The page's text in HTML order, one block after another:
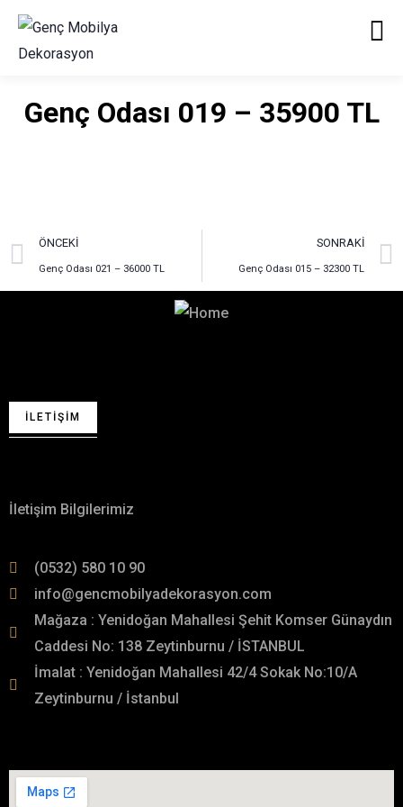
Genç Odası 019 – 35900 TL
ÖNCEKI
Genç Odası 021 – 36000 TL
SONRAKI
Genç Odası 015 – 32300 TL
İLETIŞIM
İletişim Bilgilerimiz
(0532) 580 10 90
info@gencmobilyadekorasyon.com
Mağaza : Yenidoğan Mahallesi Şehit Komser Günaydın
Caddesi No: 138 Zeytinburnu / İSTANBUL
İmalat : Yenidoğan Mahallesi 42/4 Sokak No:10/A
Zeytinburnu / İstanbul